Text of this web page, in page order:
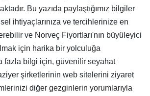
Bu yazıda paylaştığımız bilgiler
ihtiyaçlarınıza ve tercihlerinize en
ve Norveç Fiyortları'nın büyüleyici
için harika bir yolculuğa
fazla bilgi için, güvenilir seyahat
şirketlerinin web sitelerini ziyaret
diğer gezginlerin yorumlarıyla